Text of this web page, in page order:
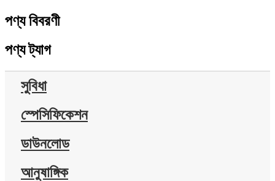
পণ্য বিবরণী
পণ্য ট্যাগ
সুবিধা
স্পেসিফিকেশন
ডাউনলোড
আনুষাঙ্গিক